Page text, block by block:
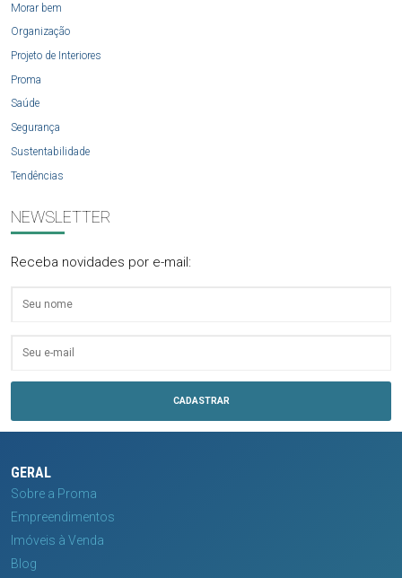
Morar bem
Organização
Projeto de Interiores
Proma
Saúde
Segurança
Sustentabilidade
Tendências
NEWSLETTER
Receba novidades por e-mail:
GERAL
Sobre a Proma
Empreendimentos
Imóveis à Venda
Blog